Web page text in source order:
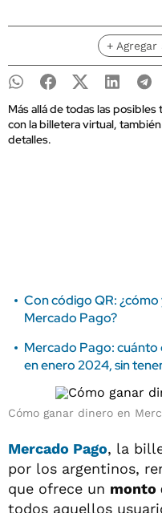
+
Más allá de todas las
con la billetera virtual,
detalles.
Con código QR:
Mercado Pago?
Mercado Pago:
en enero 2024, sin
Cómo ganar dinero en
Mercado Pago, la
por los argentinos,
que ofrece un monto
todos aquellos